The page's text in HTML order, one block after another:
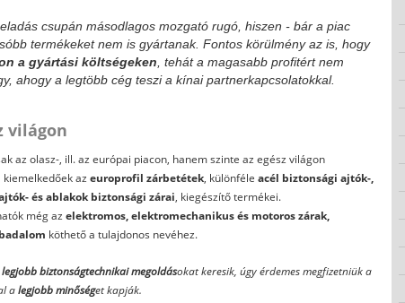
csupán másodlagos mozgató rugó, hiszen - bár a piac
termékeket nem is gyártanak. Fontos körülmény az is, hogy
a gyártási költségeken, tehát a magasabb profitért nem
ahogy a legtöbb cég teszi a kínai partnerkapcsolatokkal.
világon
az olasz-, ill. az európai piacon, hanem szinte az egész világon
az europrofil zárbetétek, különféle acél biztonsági ajtók-,
és ablakok biztonsági zárai, kiegészítő termékei.
még az elektromos, elektromechanikus és motoros zárak,
köthető a tulajdonos nevéhez.
legjobb biztonságtechnikai megoldásokat keresik, úgy érdemes megfizetniük a
alegjobb minőséget kapják.